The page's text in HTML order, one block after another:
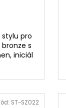
pro
s
iniciál
ST-SZ022